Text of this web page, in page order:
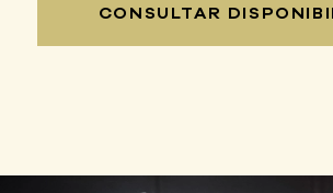
CONSULTAR